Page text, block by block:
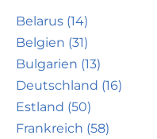
Belarus (14)
Belgien (31)
Bulgarien (13)
Deutschland (16)
Estland (50)
Frankreich (58)